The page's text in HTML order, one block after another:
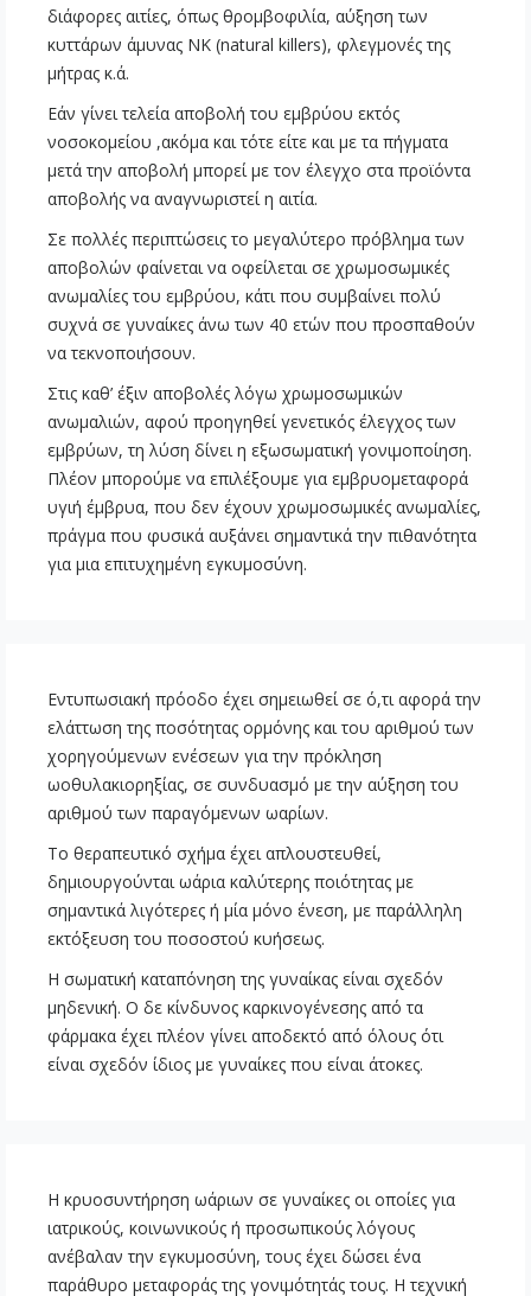
διάφορες αιτίες, όπως θρομβοφιλία, αύξηση των
κυττάρων άμυνας ΝΚ (natural killers), φλεγμονές της
μήτρας κ.ά.
Εάν γίνει τελεία αποβολή του εμβρύου εκτός
νοσοκομείου ,ακόμα και τότε είτε και με τα πήγματα
μετά την αποβολή μπορεί με τον έλεγχο στα προϊόντα
αποβολής να αναγνωριστεί η αιτία.
Σε πολλές περιπτώσεις το μεγαλύτερο πρόβλημα των
αποβολών φαίνεται να οφείλεται σε χρωμοσωμικές
ανωμαλίες του εμβρύου, κάτι που συμβαίνει πολύ
συχνά σε γυναίκες άνω των 40 ετών που προσπαθούν
να τεκνοποιήσουν.
Στις καθ’ έξιν αποβολές λόγω χρωμοσωμικών
ανωμαλιών, αφού προηγηθεί γενετικός έλεγχος των
εμβρύων, τη λύση δίνει η εξωσωματική γονιμοποίηση.
Πλέον μπορούμε να επιλέξουμε για εμβρυομεταφορά
υγιή έμβρυα, που δεν έχουν χρωμοσωμικές ανωμαλίες,
πράγμα που φυσικά αυξάνει σημαντικά την πιθανότητα
για μια επιτυχημένη εγκυμοσύνη.
Εντυπωσιακή πρόοδο έχει σημειωθεί σε ό,τι αφορά την
ελάττωση της ποσότητας ορμόνης και του αριθμού των
χορηγούμενων ενέσεων για την πρόκληση
ωοθυλακιορηξίας, σε συνδυασμό με την αύξηση του
αριθμού των παραγόμενων ωαρίων.
Το θεραπευτικό σχήμα έχει απλουστευθεί,
δημιουργούνται ωάρια καλύτερης ποιότητας με
σημαντικά λιγότερες ή μία μόνο ένεση, με παράλληλη
εκτόξευση του ποσοστού κυήσεως.
Η σωματική καταπόνηση της γυναίκας είναι σχεδόν
μηδενική. Ο δε κίνδυνος καρκινογένεσης από τα
φάρμακα έχει πλέον γίνει αποδεκτό από όλους ότι
είναι σχεδόν ίδιος με γυναίκες που είναι άτοκες.
Η κρυοσυντήρηση ωάριων σε γυναίκες οι οποίες για
ιατρικούς, κοινωνικούς ή προσωπικούς λόγους
ανέβαλαν την εγκυμοσύνη, τους έχει δώσει ένα
παράθυρο μεταφοράς της γονιμότητάς τους. Η τεχνική